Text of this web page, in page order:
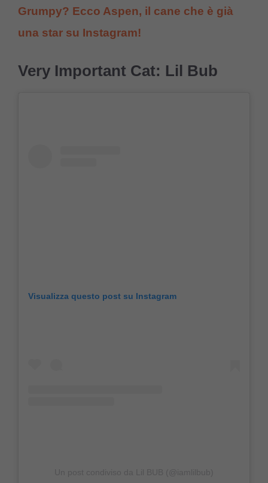
Grumpy? Ecco Aspen, il cane che è già
una star su Instagram!
Very Important Cat: Lil Bub
Visualizza questo post su Instagram